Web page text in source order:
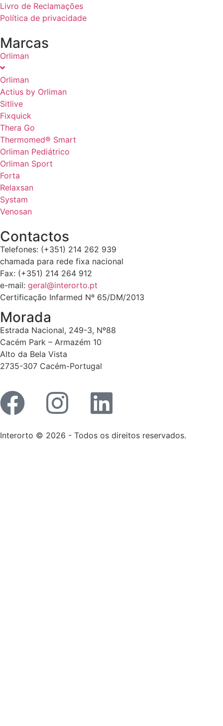
Livro de Reclamações
Política de privacidade
Marcas
Orliman
Orliman
Actius by Orliman
Sitlive
Fixquick
Thera Go
Thermomed® Smart
Orliman Pediátrico
Orliman Sport
Forta
Relaxsan
Systam
Venosan
Contactos
Telefones: (+351) 214 262 939
chamada para rede fixa nacional
Fax: (+351) 214 264 912
e-mail: geral@interorto.pt
Certificação Infarmed Nº 65/DM/2013
Morada
Estrada Nacional, 249-3, Nº88
Cacém Park – Armazém 10
Alto da Bela Vista
2735-307 Cacém-Portugal
Interorto © 2026 - Todos os direitos reservados.